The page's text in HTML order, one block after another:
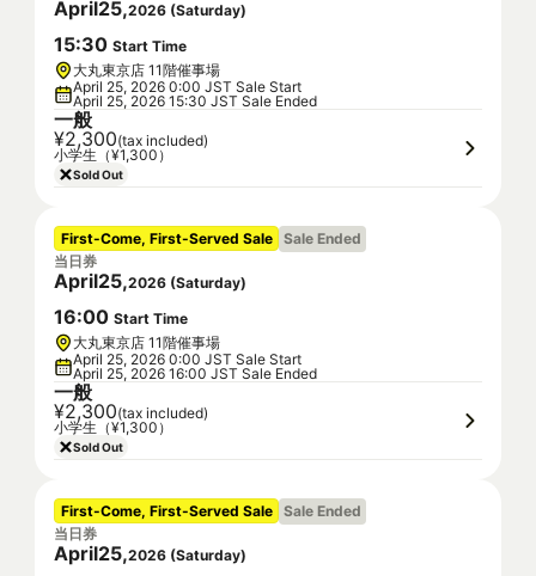
April25,2026 (Saturday)
15:30 Start Time
大丸東京店 11階催事場
April 25, 2026 0:00 JST Sale Start
April 25, 2026 15:30 JST Sale Ended
一般
¥2,300(tax included)
小学生（¥1,300）
Sold Out
First-Come, First-Served Sale Sale Ended
当日券
April25,2026 (Saturday)
16:00 Start Time
大丸東京店 11階催事場
April 25, 2026 0:00 JST Sale Start
April 25, 2026 16:00 JST Sale Ended
一般
¥2,300(tax included)
小学生（¥1,300）
Sold Out
First-Come, First-Served Sale Sale Ended
当日券
April25,2026 (Saturday)